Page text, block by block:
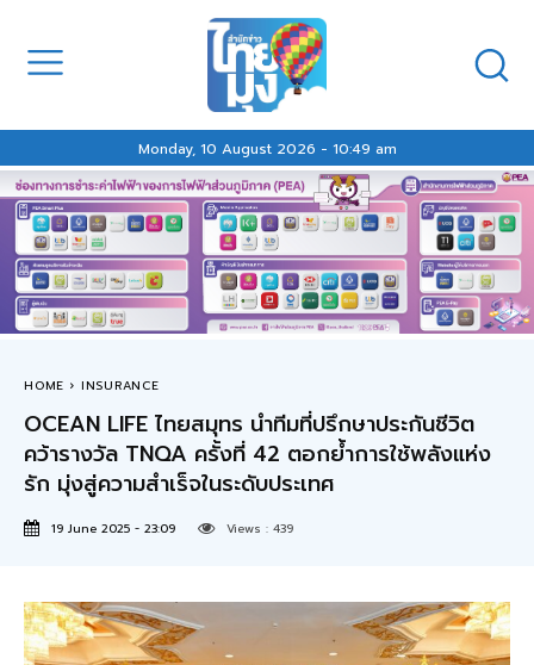
Monday, 10 August 2026 - 10:49 am
HOME INSURANCE
OCEAN LIFE ไทยสมุทร นำทีมที่ปรึกษาประกันชีวิต
คว้ารางวัล TNQA ครั้งที่ 42 ตอกย้ำการใช้พลังแห่ง
รัก มุ่งสู่ความสำเร็จในระดับประเทศ
19 June 2025 - 23:09 Views : 439